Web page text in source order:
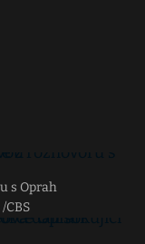
s Oprah
CBS